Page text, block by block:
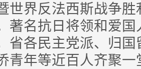
世界反法西斯战争
著名抗日将领和爱
省各民主党派、归
青年等近百人齐聚